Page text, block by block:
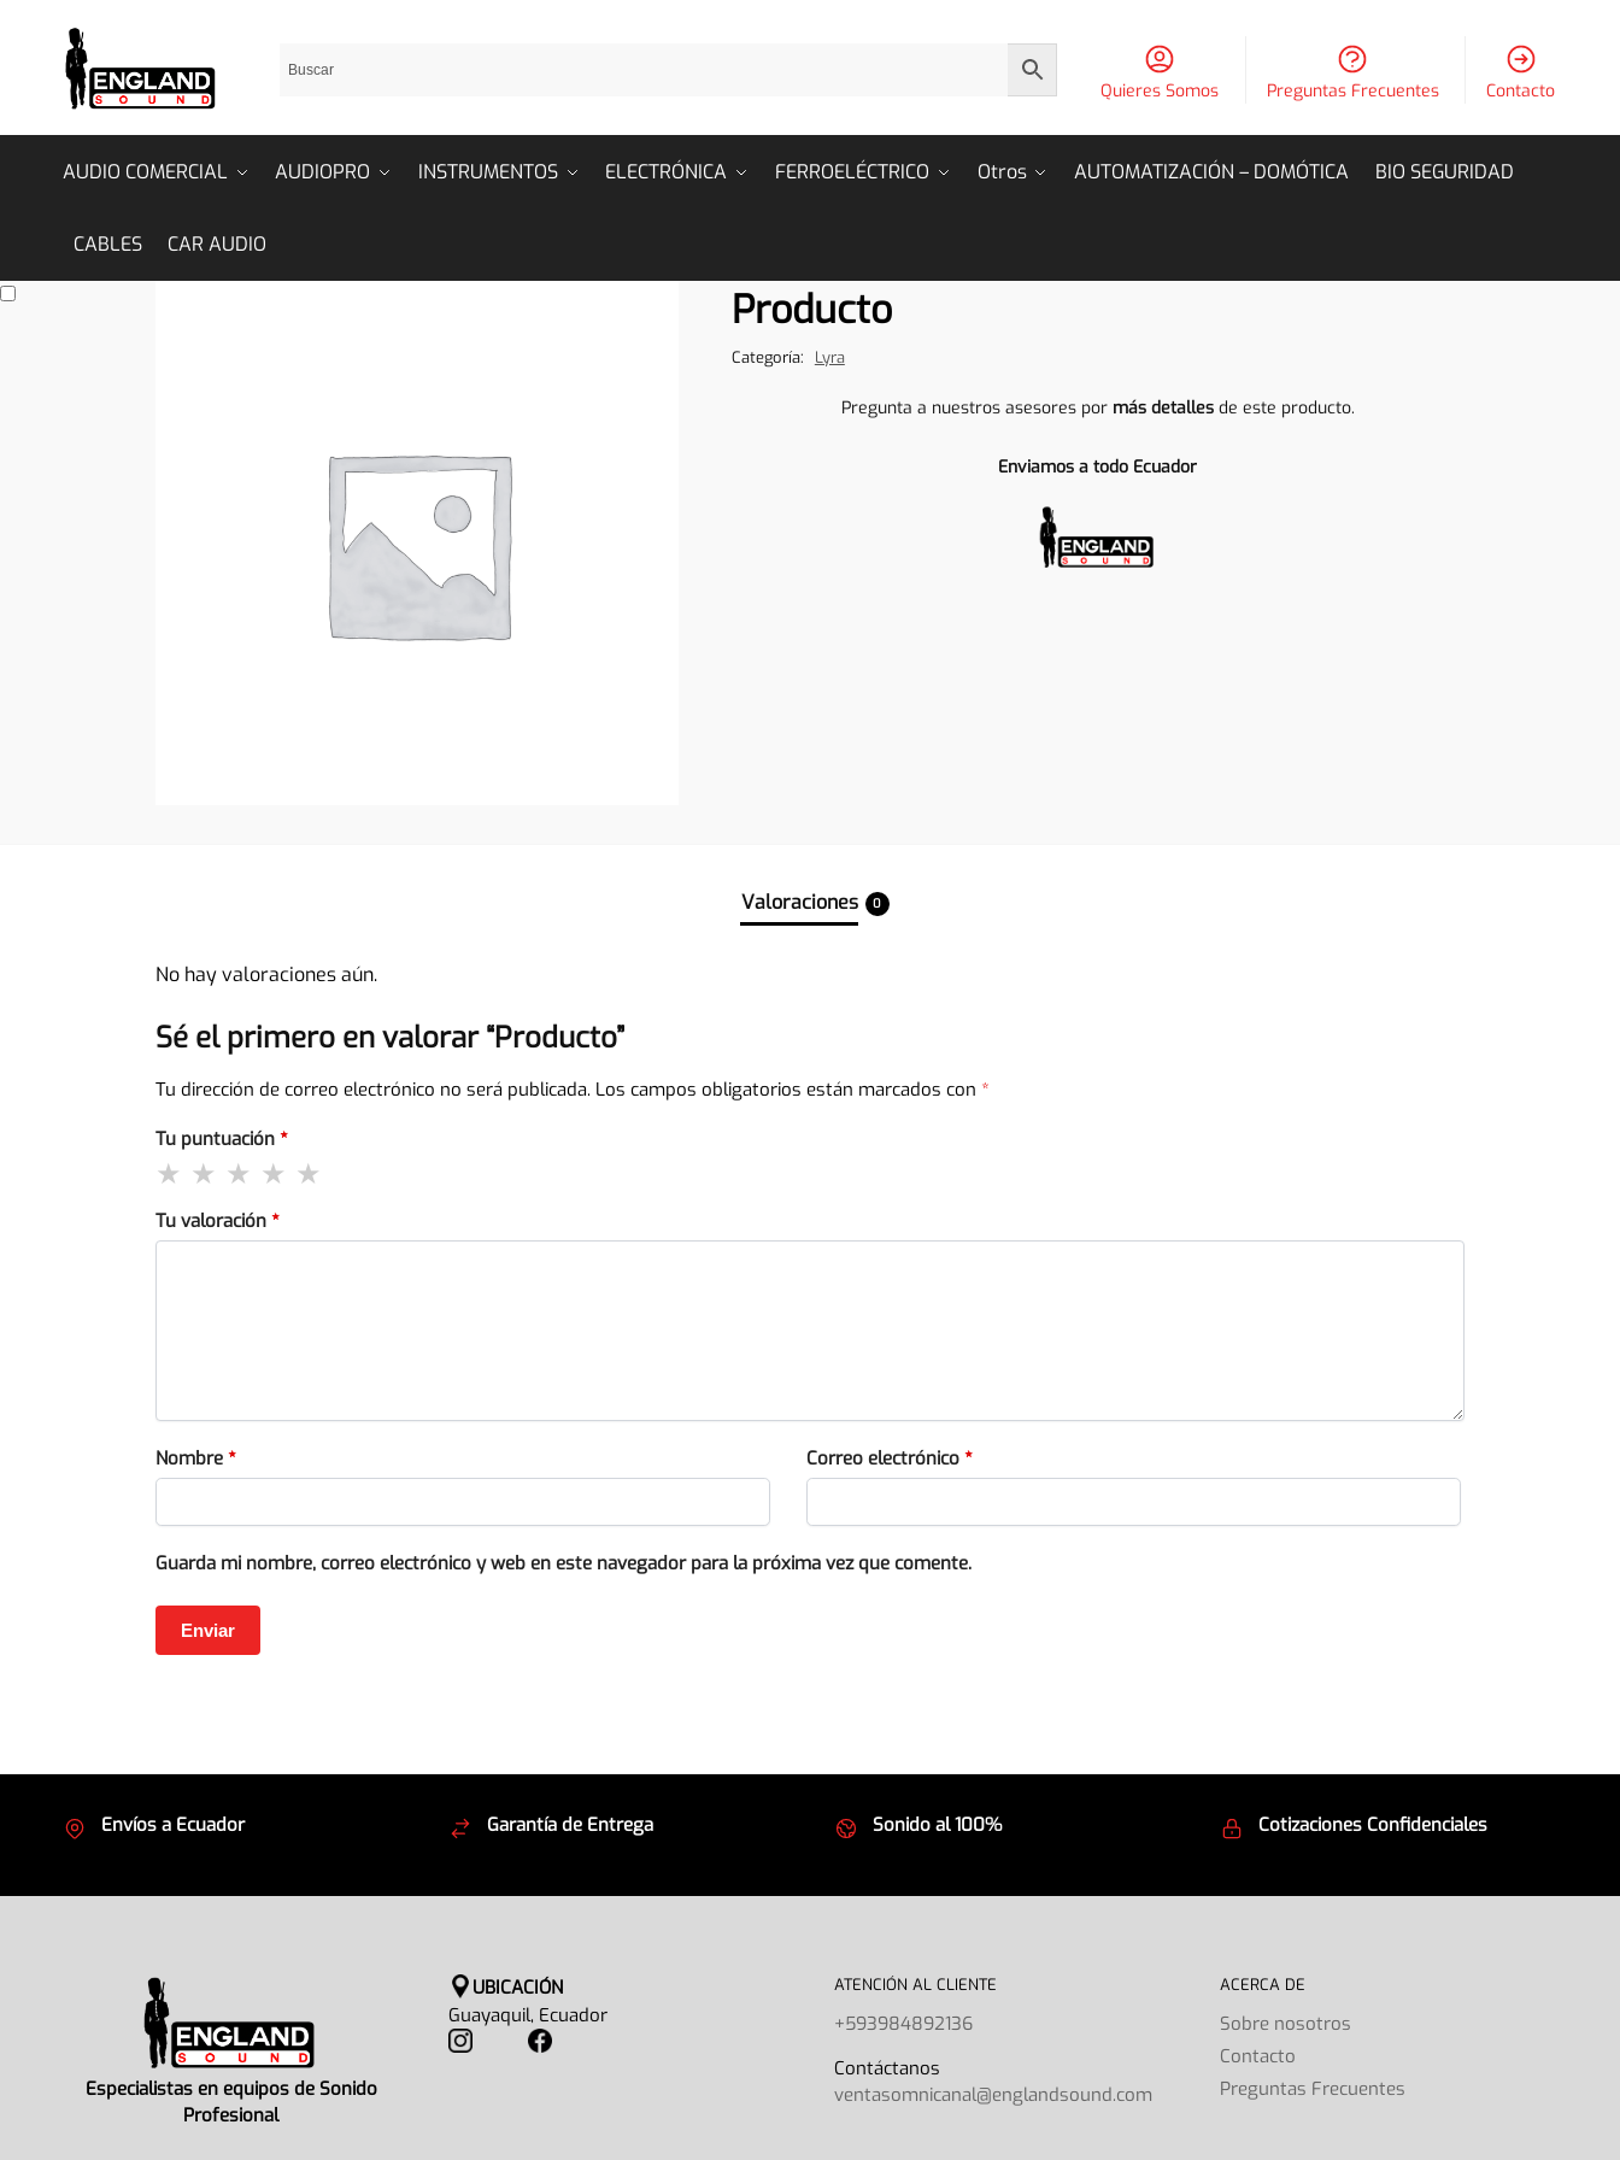
Quieres Somos Preguntas Frecuentes Contacto
AUDIO COMERCIAL AUDIOPRO INSTRUMENTOS ELECTRÓNICA FERROELÉCTRICO Otros AUTOMATIZACIÓN – DOMÓTICA BIO SEGURIDAD
CABLES CAR AUDIO
Producto
Categoría: Lyra
Pregunta a nuestros asesores por más detallesde este producto.
Enviamos a todo Ecuador
Valoraciones 0
No hay valoraciones aún.
Sé el primero en valorar “Producto”
Tu dirección de correo electrónico no será publicada. Los campos obligatorios están marcados con *
Tu puntuación *
Tu valoración *
Nombre * Correo electrónico *
Guarda mi nombre, correo electrónico y web en este navegador para la próxima vez que comente.
Envíos a Ecuador Garantía de Entrega Sonido al 100% Cotizaciones Confidenciales
Especialistas en equipos de Sonido
Profesional
UBICACIÓN
Guayaquil, Ecuador
ATENCIÓN AL CLIENTE
+593984892136
Contáctanos
ventasomnicanal@englandsound.com
ACERCA DE
Sobre nosotros
Contacto
Preguntas Frecuentes